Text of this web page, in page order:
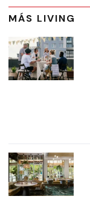
MÁS LIVING